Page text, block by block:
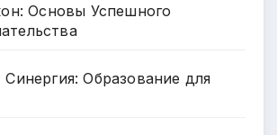
Основы Успешного
Синергия: Образование для